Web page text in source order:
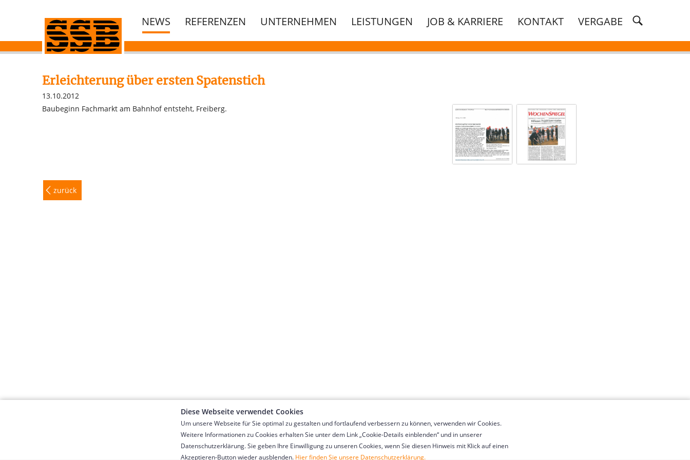
Diese Webseite verwendet Cookies
Um unsere Webseite für Sie optimal zu gestalten und fortlaufend verbessern zu können, verwenden wir Cookies.
Weitere Informationen zu Cookies erhalten Sie unter dem Link „Cookie-Details einblenden“ und in unserer
Datenschutzerklärung. Sie geben Ihre Einwilligung zu unseren Cookies, wenn Sie diesen Hinweis mit Klick auf einen
Akzeptieren-Button wieder ausblenden. Hier finden Sie unsere Datenschutzerklärung.
NEWS REFERENZEN UNTERNEHMEN LEISTUNGEN JOB & KARRIERE KONTAKT VERGABE
Erleichterung über ersten Spatenstich
13.10.2012
Baubeginn Fachmarkt am Bahnhof entsteht, Freiberg.
zurück